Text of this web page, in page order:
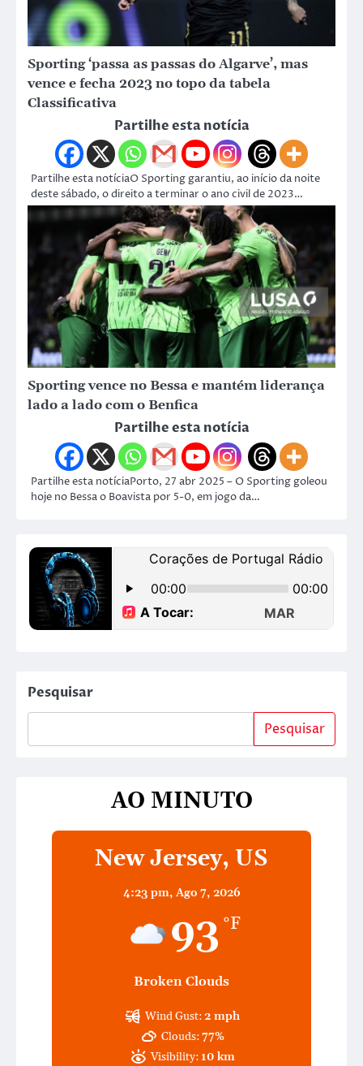
Sporting ‘passa as passas do Algarve’, mas
vence e fecha 2023 no topo da tabela
Classificativa
Partilhe esta notícia
Partilhe esta notíciaO Sporting garantiu, ao início da noite
deste sábado, o direito a terminar o ano civil de 2023…
Sporting vence no Bessa e mantém liderança
lado a lado com o Benfica
Partilhe esta notícia
Partilhe esta notíciaPorto, 27 abr 2025 – O Sporting goleou
hoje no Bessa o Boavista por 5-0, em jogo da…
Pesquisar
Pesquisar
AO MINUTO
New Jersey, US
4:23 pm, Ago 7, 2026
93 °F
Broken Clouds
Wind Gust:2 mph
Clouds:77%
Visibility: 10 km